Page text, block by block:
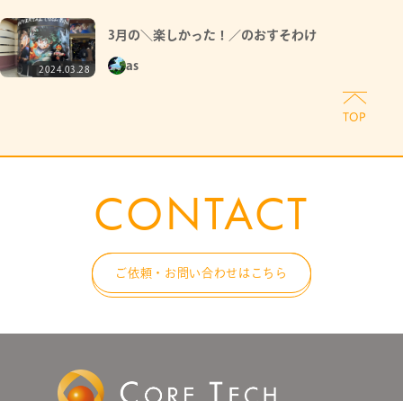
2024.03.28
3月の＼楽しかった！／のおすそわけ
as
CONTACT
ご依頼・お問い合わせはこちら